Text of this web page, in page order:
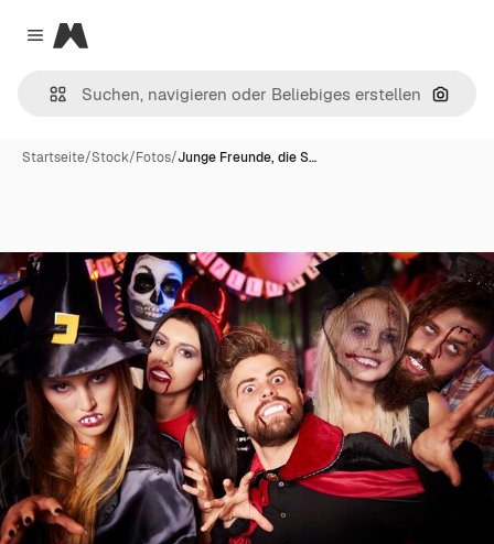
Close menu
Magnific
Nach
Startseite/Stock/Fotos/Junge Freunde, die S…